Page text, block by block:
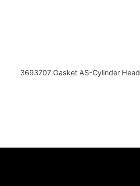
3693707 Gasket AS-Cylinder Head